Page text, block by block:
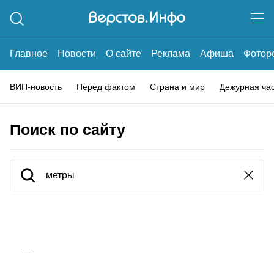
Главное Новости О сайте Реклама Афиша
ВИП-новость Перед фактом Страна и мир Дежурная
Поиск по сайту